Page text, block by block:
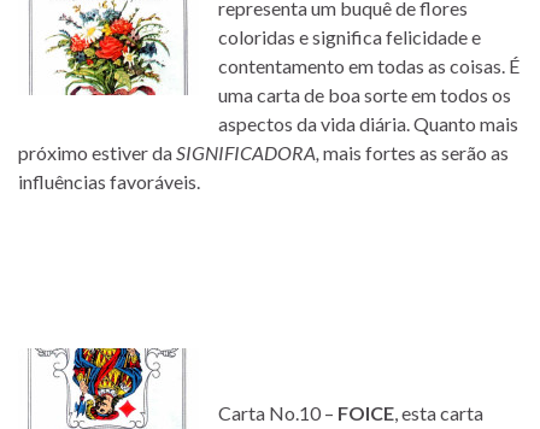
representa um buquê de flores
coloridas e significa felicidade e
contentamento em todas as coisas. É
uma carta de boa sorte em todos os
aspectos da vida diária. Quanto mais
próximo estiver daSIGNIFICADORA, mais fortes as serão as
influências favoráveis.
Carta No.10 – FOICE, esta carta